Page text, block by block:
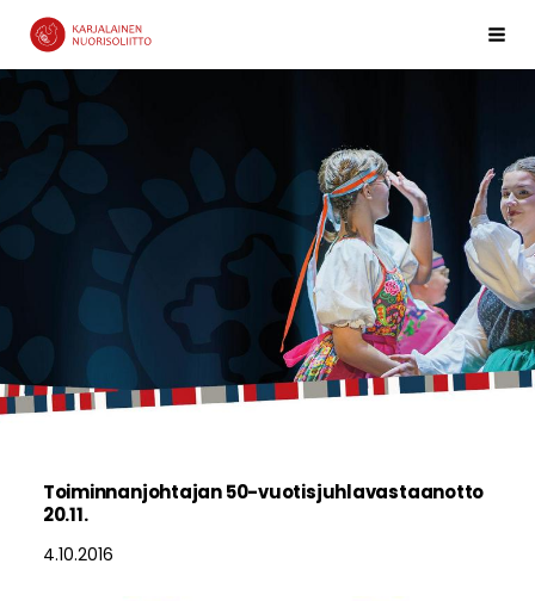
Siirry
sivun
sisältöön
Karjalainen Nuorisoliitto ry
Toiminnanjohtajan 50-vuotisjuhlavastaanotto
20.11.
4.10.2016